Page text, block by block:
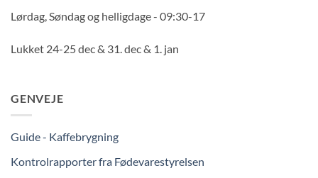
Lørdag, Søndag og helligdage - 09:30-17
Lukket 24-25 dec & 31. dec & 1. jan
GENVEJE
Guide - Kaffebrygning
Kontrolrapporter fra Fødevarestyrelsen